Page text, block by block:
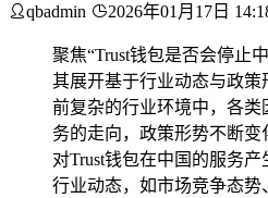
qbadmin 2026年01月17日
聚焦“Trust钱包是否会停止
其展开基于行业动态与政策
前复杂的行业环境中，各类
务的走向，政策形势不断
对Trust钱包在中国的服务
行业动态，如市场竞争态势